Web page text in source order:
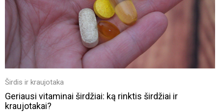
Širdis ir kraujotaka
Geriausi vitaminai širdžiai: ką rinktis širdžiai ir
kraujotakai?